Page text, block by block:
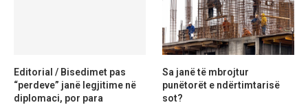
Editorial / Bisedimet pas
“perdeve” janë legjitime në
diplomaci, por para
Sa janë të mbrojtur
punëtorët e ndërtimtarisë
sot?